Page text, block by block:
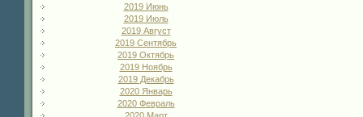
2019 Июнь
2019 Июль
2019 Август
2019 Сентябрь
2019 Октябрь
2019 Ноябрь
2019 Декабрь
2020 Январь
2020 Февраль